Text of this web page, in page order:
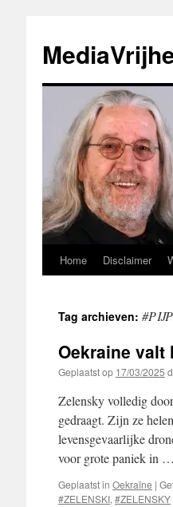
de
inhoud
Home Disclaimer
Tag archieven:
Oekraine valt
Geplaatst op 17/03/2025
Zelensky volledig
gedraagt. Zijn ze
levensgevaarlijke
voor grote paniek in …
Geplaatst in Oekraïne |
#ZELENSKI, #ZELENSKY